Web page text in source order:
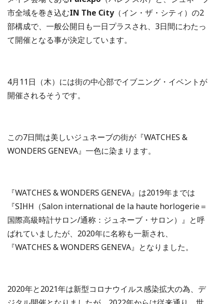
市全域を巻き込むIN The City（イン・ザ・シティ）の2
部構成で、一般公開日も一日プラスされ、3日間にわたっ
て開催となる事が決定しています。
4月11日（木）には街の中心部でイブニング・イベントが
開催されるそうです。
この7日間は美しいジュネーブの街が『WATCHES &
WONDERS GENEVA』一色に染まります。
『WATCHES & WONDERS GENEVA』は2019年までは
『SIHH（Salon international de la haute horlogerie＝
国際高級時計サロン/通称：ジュネーブ・サロン）』と呼
ばれていましたが、2020年に名称も一新され、
『WATCHES & WONDERS GENEVA』となりました。
2020年と2021年は新型コロナウイルス感染拡大の為、デ